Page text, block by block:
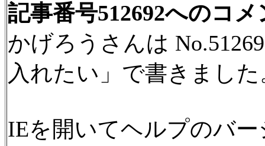
記事番号512692へのコメ
かげろうさんは
入れたい」で書きました
IEを開いてヘルプのバ